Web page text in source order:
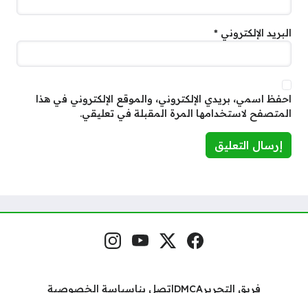
البريد الإلكتروني *
احفظ اسمي، بريدي الإلكتروني، والموقع الإلكتروني في هذا
المتصفح لاستخدامها المرة المقبلة في تعليقي.
مواقع التواصل فيسبوكمنصة إكس
يوتيوبإنستغرام
فريق التحريرDMCAاتصل بناسياسة الخصوصية